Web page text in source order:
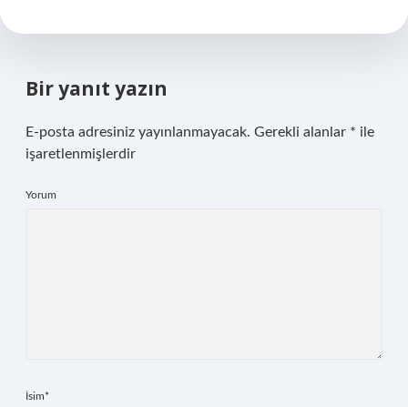
Bir yanıt yazın
E-posta adresiniz yayınlanmayacak. Gerekli alanlar * ile
işaretlenmişlerdir
Yorum
İsim*